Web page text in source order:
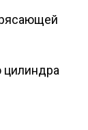
цилиндра